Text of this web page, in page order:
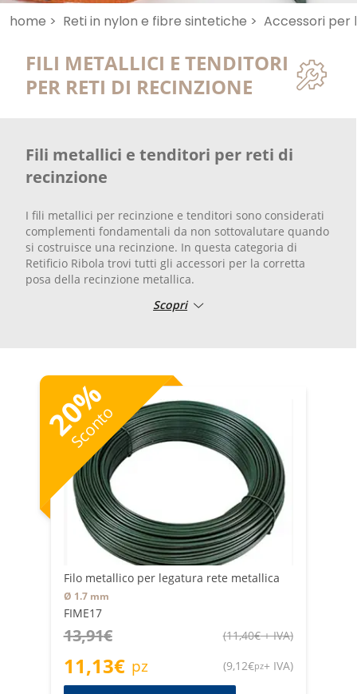
home > Reti in nylon e fibre sintetiche > Accessori per
FILI METALLICI E TENDITORI
PER RETI DI RECINZIONE
Fili metallici e tenditori per reti di
recinzione
I fili metallici per recinzione e tenditori sono considerati
complementi fondamentali da non sottovalutare quando
si costruisce una recinzione. In questa categoria di
Retificio Ribola trovi tutti gli accessori per la corretta
posa della recinzione metallica.
Scopri
20
%
Sconto
Filo metallico per legatura rete metallica
Ø 1.7 mm
FIME17
13,91€ (11,40€+ IVA)
11,13€ pz (9,12€pz+ IVA)